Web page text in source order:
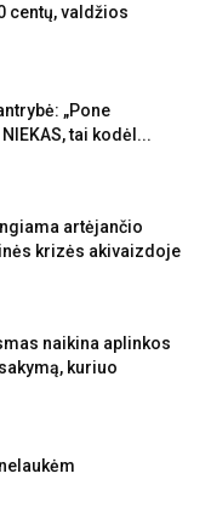
centų, valdžios
„Pone
tai kodėl...
artėjančio
krizės akivaizdoje
naikina aplinkos
kuriuo